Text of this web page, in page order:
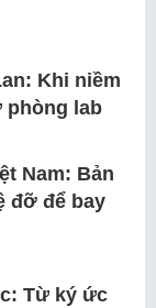
Khi niềm
lab
Nam: Bản
đỡ để bay
Từ ký ức